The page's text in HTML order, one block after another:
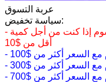
عربة التسوق
سياسة تخفيض:
- نحن رسوم إضافية $5 التعامل مع الرسوم إذا كنت من أجل كمية
أقل من $10